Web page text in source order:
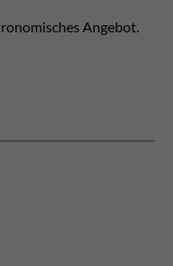
Angebot.